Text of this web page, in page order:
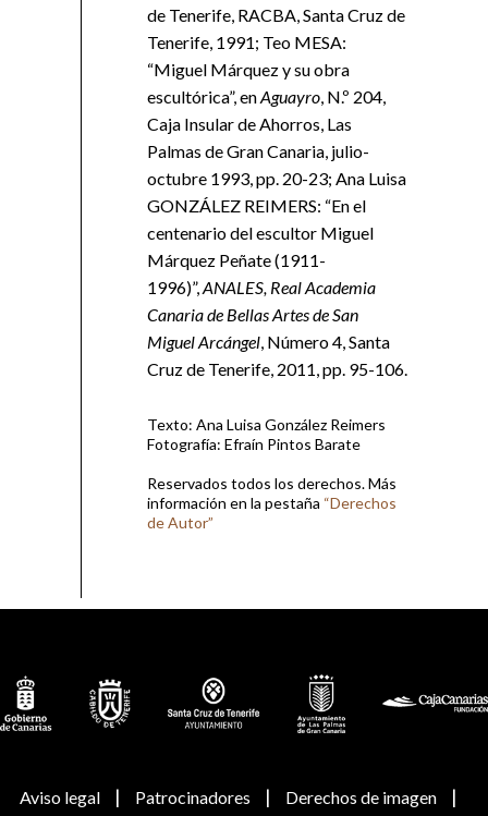
de Tenerife, RACBA, Santa Cruz de
Tenerife, 1991; Teo MESA:
“Miguel Márquez y su obra
escultórica”, enAguayro, N.º 204,
Caja Insular de Ahorros, Las
Palmas de Gran Canaria, julio-
octubre 1993, pp. 20-23; Ana Luisa
GONZÁLEZ REIMERS: “En el
centenario del escultor Miguel
Márquez Peñate (1911-
1996)”,ANALES, Real Academia
Canaria de Bellas Artes de San
Miguel Arcángel, Número 4, Santa
Cruz de Tenerife, 2011, pp. 95-106.
Texto: Ana Luisa González Reimers
Fotografía: Efraín Pintos Barate
Reservados todos los derechos. Más
información en la pestaña “Derechos
de Autor”
Aviso legal | Patrocinadores | Derechos de imagen |